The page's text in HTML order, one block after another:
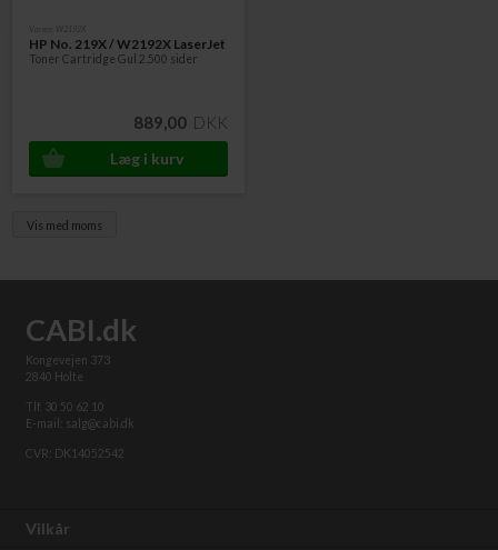
HP No. 219X / W2192X LaserJet
Toner Cartridge Gul 2.500 sider
889,00 DKK
Vis med moms
CABI.dk
Kongevejen 373
2840 Holte
Tlf. 30 50 62 10
E-mail: salg@cabi.dk
CVR: DK14052542
Vilkår